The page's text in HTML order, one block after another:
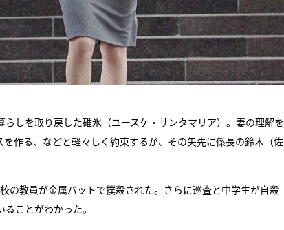
しを取り戻した碓氷（ユースケ・サンタマリア）。妻の理解を
作る、などと軽々しく約束するが、その矢先に係長の鈴木（佐
の教員が金属バットで撲殺された。さらに巡査と中学生が自殺
ことがわかった。